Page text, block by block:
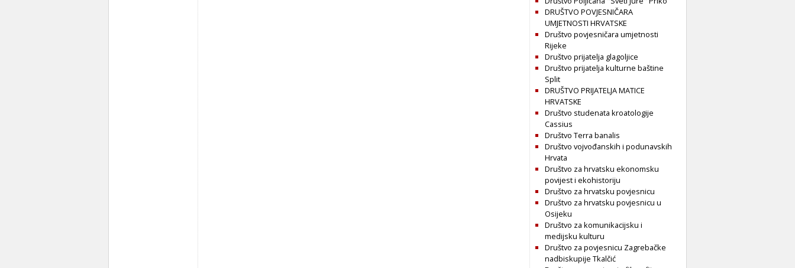
DRUŠTVO POVJESNIČARA
UMJETNOSTI HRVATSKE
Društvo povjesničara umjetnosti
Rijeke
Društvo prijatelja glagoljice
Društvo prijatelja kulturne baštine
Split
DRUŠTVO PRIJATELJA MATICE
HRVATSKE
Društvo studenata kroatologije
Cassius
Društvo Terra banalis
Društvo vojvođanskih i podunavskih
Hrvata
Društvo za hrvatsku ekonomsku
povijest i ekohistoriju
Društvo za hrvatsku povjesnicu
Društvo za hrvatsku povjesnicu u
Osijeku
Društvo za komunikacijsku i
medijsku kulturu
Društvo za povjesnicu Zagrebačke
nadbiskupije Tkalčić